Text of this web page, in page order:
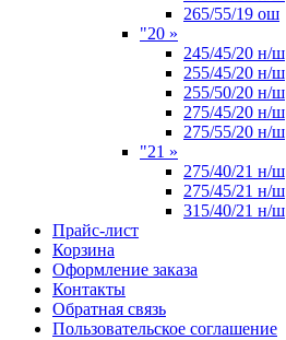
265/55/19 ош
"20 »
245/45/20 н/ш
255/45/20 н/ш
255/50/20 н/ш
275/45/20 н/ш
275/55/20 н/ш
"21 »
275/40/21 н/ш
275/45/21 н/ш
315/40/21 н/ш
Прайс-лист
Корзина
Оформление заказа
Контакты
Обратная связь
Пользовательское соглашение